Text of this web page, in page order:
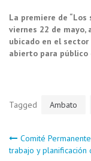
La premiere de
viernes 22 de mayo,
ubicado en el
abierto para público
Tagged Ambato
Comité
trabajo y planificación